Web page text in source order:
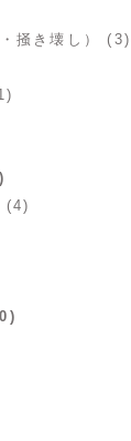
掻き壊し） (3)
(4)